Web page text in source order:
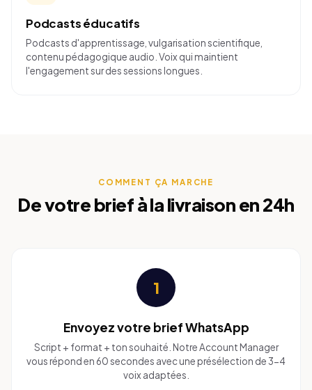
Podcasts éducatifs
Podcasts d'apprentissage, vulgarisation scientifique,
contenu pédagogique audio. Voix qui maintient
l'engagement sur des sessions longues.
COMMENT ÇA MARCHE
De votre brief à la livraison en 24h
1
Envoyez votre brief WhatsApp
Script + format + ton souhaité. Notre Account Manager
vous répond en 60 secondes avec une présélection de 3-4
voix adaptées.